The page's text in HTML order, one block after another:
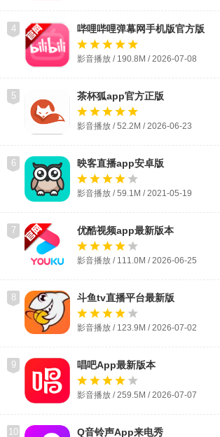
4 哔哩哔哩弹幕网手机版官方版
影音播放 / 190.8M /2026-07-08
5 茶杯狐app官方正版
影音播放 / 52.2M / 2026-06-23
6 映客直播app安卓版
影音播放 / 59.1M / 2021-05-19
7 优酷视频app最新版本
影音播放 / 111.0M / 2026-06-25
8 斗鱼tv直播平台最新版
影音播放 / 123.9M / 2026-07-02
9 唱吧App最新版本
影音播放 / 259.5M / 2026-07-07
10 Q音铃声App来电秀